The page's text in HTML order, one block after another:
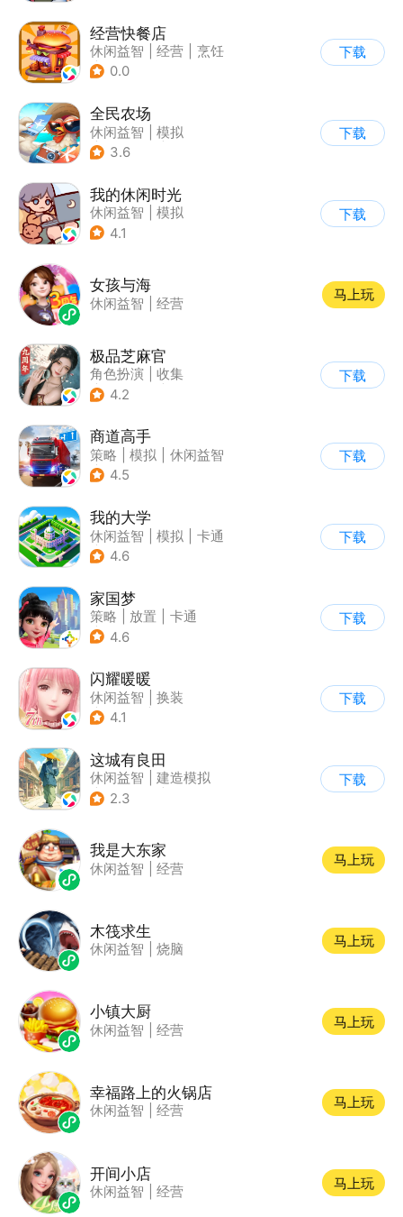
经营快餐店
休闲益智 经营
烹饪
| 卡通
0.0
下载
全民农场
休闲益智
模拟
| 田园生活
3.6
下载
我的休闲时光
休闲益智
模拟
4.1
下载
女孩与海
休闲益智 经营
马上玩
极品芝麻官
角色扮演
收集
| 架空历史
4.2
下载
商道高手
策略 模拟
休闲益智
| 收集
4.5
下载
我的大学
休闲益智 模拟
卡通
| 九游
4.6
下载
家国梦
策略 放置
卡通
| 腾讯
4.6
下载
闪耀暖暖
休闲益智
换装
| 女性向
4.1
下载
这城有良田
休闲益智
建造模拟
| 架空历史
2.3
下载
我是大东家
休闲益智 经营
马上玩
木筏求生
休闲益智 烧脑
马上玩
小镇大厨
休闲益智 经营
马上玩
幸福路上的火锅店
休闲益智 经营
马上玩
开间小店
休闲益智 经营
马上玩